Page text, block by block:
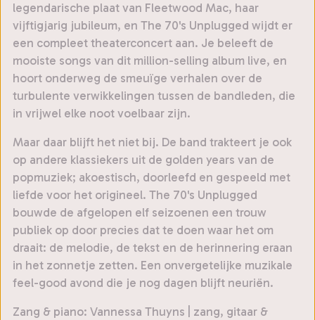
legendarische plaat van Fleetwood Mac, haar
vijftigjarig jubileum, en The 70's Unplugged wijdt er
een compleet theaterconcert aan. Je beleeft de
mooiste songs van dit million-selling album live, en
hoort onderweg de smeuïge verhalen over de
turbulente verwikkelingen tussen de bandleden, die
in vrijwel elke noot voelbaar zijn.
Maar daar blijft het niet bij. De band trakteert je ook
op andere klassiekers uit de golden years van de
popmuziek; akoestisch, doorleefd en gespeeld met
liefde voor het origineel. The 70's Unplugged
bouwde de afgelopen elf seizoenen een trouw
publiek op door precies dat te doen waar het om
draait: de melodie, de tekst en de herinnering eraan
in het zonnetje zetten. Een onvergetelijke muzikale
feel-good avond die je nog dagen blijft neuriën.
Zang & piano: Vannessa Thuyns | zang, gitaar &